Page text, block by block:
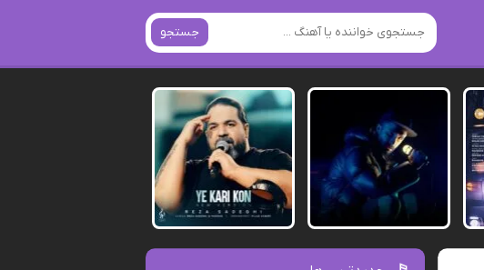
جستجو